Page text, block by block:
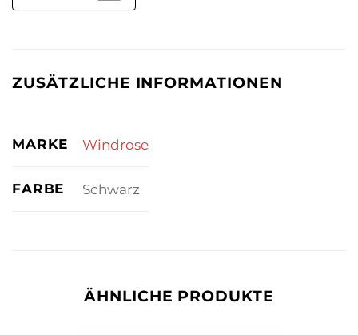
ZUSÄTZLICHE INFORMATIONEN
MARKE Windrose
FARBE Schwarz
ÄHNLICHE PRODUKTE